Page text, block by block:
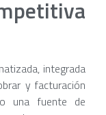
integrada
y facturación
una fuente de